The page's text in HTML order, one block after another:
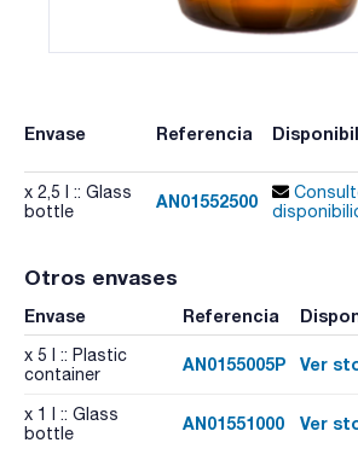
Envase Referencia
x 2,5 l :: Glass
bottle
AN01552500
Otros envases
Envase Referencia
x 5 l :: Plastic
container
AN0155005P Ver
x 1 l :: Glass
bottle
AN01551000 Ver